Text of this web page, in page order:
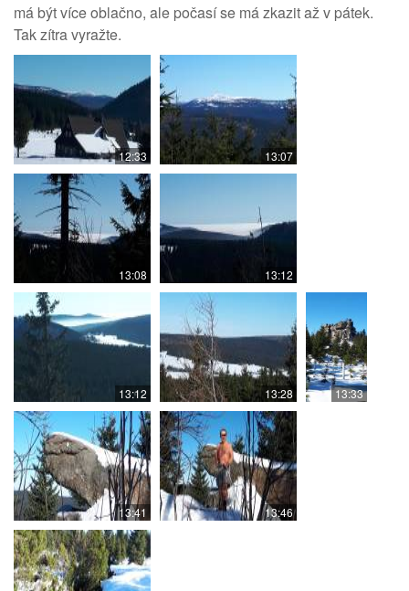
má být více oblačno, ale počasí se má zkazit až v pátek.
Tak zítra vyražte.
12:33 13:07
13:08 13:12
13:12 13:28 13:33
13:41 13:46